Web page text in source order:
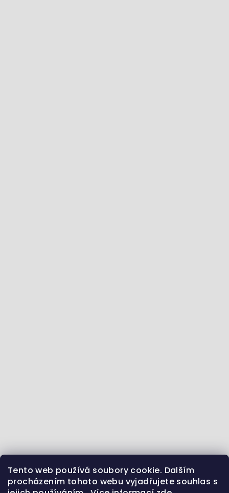
Tento web používá soubory cookie. Dalším
procházením tohoto webu vyjadřujete souhlas s
Jdeme se vzdělávat :) - články ze světa zvířat